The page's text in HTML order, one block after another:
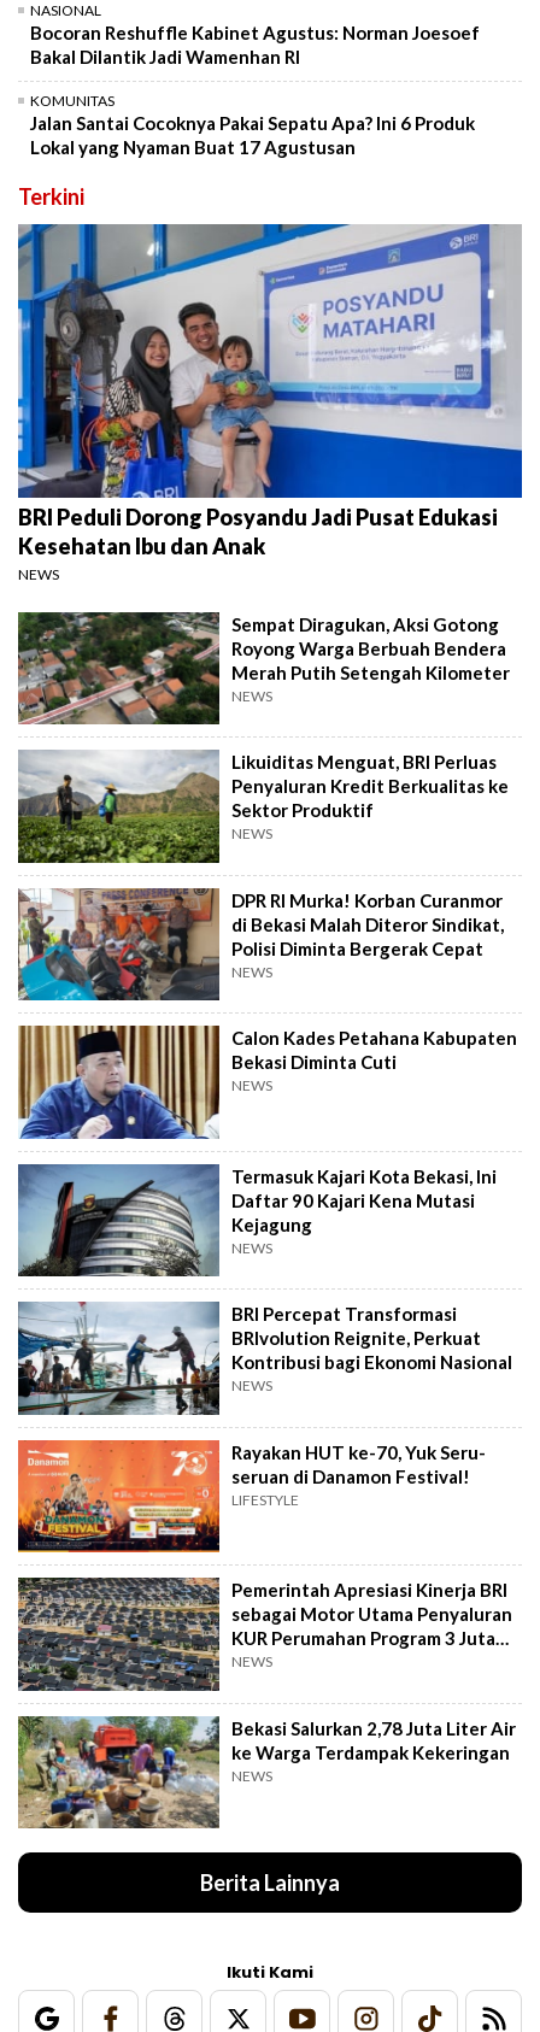
NASIONAL
Bocoran Reshuffle Kabinet Agustus: Norman Joesoef
Bakal Dilantik Jadi Wamenhan RI
KOMUNITAS
Jalan Santai Cocoknya Pakai Sepatu Apa? Ini 6 Produk
Lokal yang Nyaman Buat 17 Agustusan
Terkini
BRI Peduli Dorong Posyandu Jadi Pusat Edukasi
Kesehatan Ibu dan Anak
NEWS
Sempat Diragukan, Aksi Gotong
Royong Warga Berbuah Bendera
Merah Putih Setengah Kilometer
NEWS
Likuiditas Menguat, BRI Perluas
Penyaluran Kredit Berkualitas ke
Sektor Produktif
NEWS
DPR RI Murka! Korban Curanmor
di Bekasi Malah Diteror Sindikat,
Polisi Diminta Bergerak Cepat
NEWS
Calon Kades Petahana Kabupaten
Bekasi Diminta Cuti
NEWS
Termasuk Kajari Kota Bekasi, Ini
Daftar 90 Kajari Kena Mutasi
Kejagung
NEWS
BRI Percepat Transformasi
BRIvolution Reignite, Perkuat
Kontribusi bagi Ekonomi Nasional
NEWS
Rayakan HUT ke-70, Yuk Seru-
seruan di Danamon Festival!
LIFESTYLE
Pemerintah Apresiasi Kinerja BRI
sebagai Motor Utama Penyaluran
KUR Perumahan Program 3 Juta
Rumah
NEWS
Bekasi Salurkan 2,78 Juta Liter Air
ke Warga Terdampak Kekeringan
NEWS
Berita Lainnya
Ikuti Kami